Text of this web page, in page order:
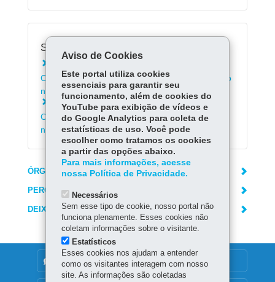
Serviços Relacionados:
CIN (Para quem não possui CIN ou RG expedido
no Paraná)
Solicitar a Carteira de Identidade Nacional -
CIN (Para quem possui a CIN ou o RG expedido
no Paraná)
ÓRGÃO RESPONSÁVEL
PERGUNTAS FREQUENTES
DEIXE SUA OPINIÃO
DENUNCIE CORRUPÇÃO
Aviso de Cookies
Este portal utiliza cookies
essenciais para garantir seu
funcionamento, além de cookies do
YouTube para exibição de vídeos e
do Google Analytics para coleta de
estatísticas de uso. Você pode
escolher como tratamos os cookies
a partir das opções abaixo.
Para mais informações, acesse
nossa Política de Privacidade.
Necessários
Sem esse tipo de cookie, nosso portal não
funciona plenamente. Esses cookies não
coletam informações sobre o visitante.
Estatísticos
Esses cookies nos ajudam a entender
como os visitantes interagem com nosso
site. As informações são coletadas